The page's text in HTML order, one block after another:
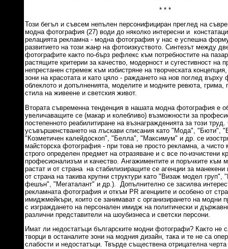
* * *
Този бегъл и съвсем непълен персонифициран преглед на
модна фотография (27) води до няколко интересни и
релацията рекламна - модна фотография у нас е успешна
развитието на този жанр на фотоизкуството. Синтезът между
фотографите както по-бърз рефлекс към потребностите на
растящите критерии за качество, модерност и сугестивност на
непрестанен стремеж към избистряне на творческата
зони на красотата и като цяло - раждането на нов поглед върху
облеклото и допълненията, моделите и модните ревюта, грима,
стила на живеене и светския живот.
Втората съвременна тенденция в нашата модна фотография е
увеличаващите се (макар и колебливо) възможности за
постепенното реабилитиране на възнагражденията за този
усъвършенстването на лъскави списания като "Мода", "Бюти",
"Козметичен калейдоскоп", "Белла", "Максимум" и др. се
майсторска фотография - при това не просто рекламна, а чисто
строго определен предмет на отразяване и с все по-изчистени
професионализъм и качество. Ангажиментите и поръчките към
растат и от страна на стабилизиращите се агенции за
от страна на такива крупни структури като "Визаж модел груп",
фешън", "Мегаталант" и др.). Допълнително се засилва
рекламната фотография и откъм PR агенциите и особено от
имиджмейкъри, които се занимават с организирането на модни
с изграждането на персонален имидж на политически и
различни представители на шоубизнеса и светски персони.
Имат ли недостатъци българските модни фотографи? Както не
творци в останалите зони на модния дизайн, така и те не са
слабости и недостатъци. Твърде съществена отрицателна